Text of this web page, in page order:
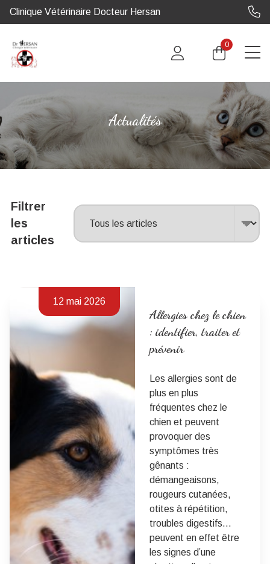
Clinique Vétérinaire Docteur Hersan
0
Actualités
Filtrer
les
articles
12 mai 2026
Allergies chez le chien
: identifier, traiter et
prévenir
Les allergies sont de
plus en plus
fréquentes chez le
chien et peuvent
provoquer des
symptômes très
gênants :
démangeaisons,
rougeurs cutanées,
otites à répétition,
troubles digestifs…
peuvent en effet être
les signes d’une